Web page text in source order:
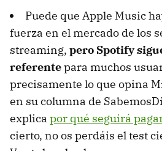
Puede que Apple Music
fuerza en el mercado de los
streaming, pero Spotify
referentepara muchos
precisamente lo que opina
en su columna de
explica por qué seguirá
cierto, no os perdáis el test